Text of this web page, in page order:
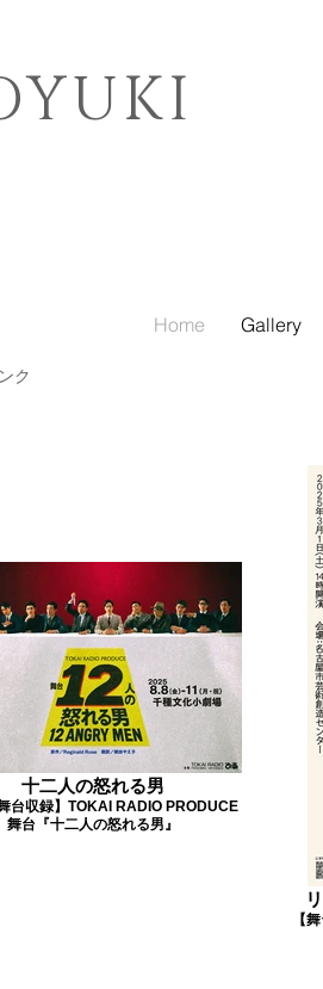
Home Gallery
ク
十二人の怒れる男
台収録】TOKAI RADIO PRODUCE
舞台『十二人の怒れる男』
【